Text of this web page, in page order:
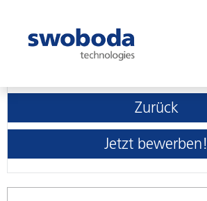
DE
EN
Stellenangebote
FAQ
Zurück
Jetzt bewerben!